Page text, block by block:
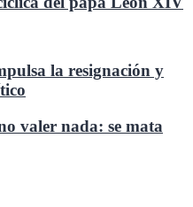
la resignación y
valer nada: se mata